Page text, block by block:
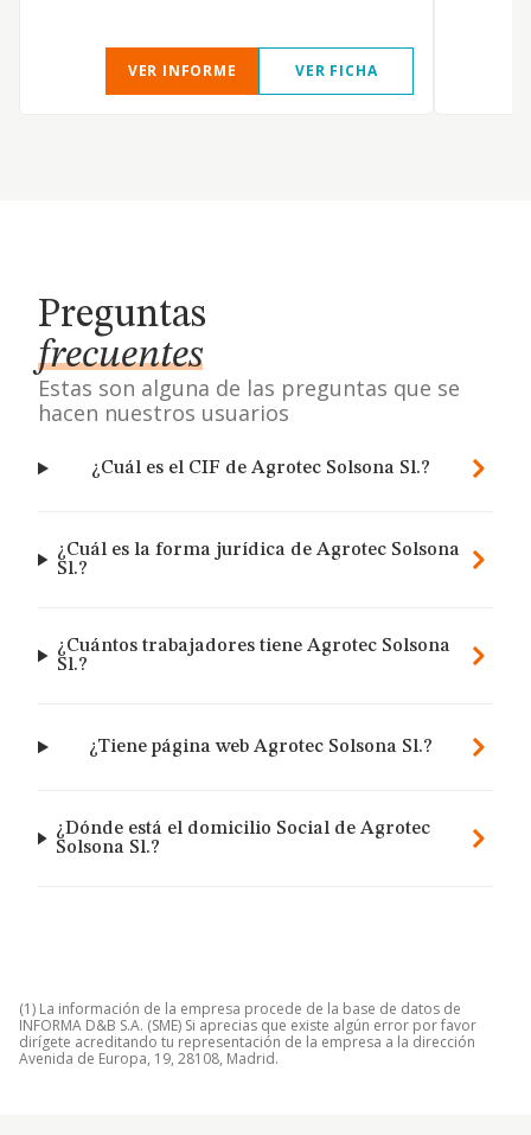
VER INFORME VER FICHA
Preguntas
frecuentes
Estas son alguna de las preguntas que se
hacen nuestros usuarios
¿Cuál es el CIF de Agrotec Solsona Sl.?
¿Cuál es la forma jurídica de Agrotec Solsona
Sl.?
¿Cuántos trabajadores tiene Agrotec Solsona
Sl.?
¿Tiene página web Agrotec Solsona Sl.?
¿Dónde está el domicilio Social de Agrotec
Solsona Sl.?
(1) La información de la empresa procede de la base de datos de
INFORMA D&B S.A. (SME) Si aprecias que existe algún error por favor
dirígete acreditando tu representación de la empresa a la dirección
Avenida de Europa, 19, 28108, Madrid.